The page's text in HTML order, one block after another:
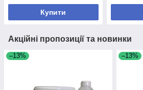
Купити
Акційні пропозиції та новинки
–13% –13%